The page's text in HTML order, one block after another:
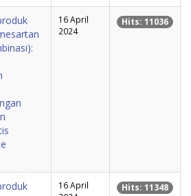
16 April
2024
Hits: 11036
16 April
Hits: 11348